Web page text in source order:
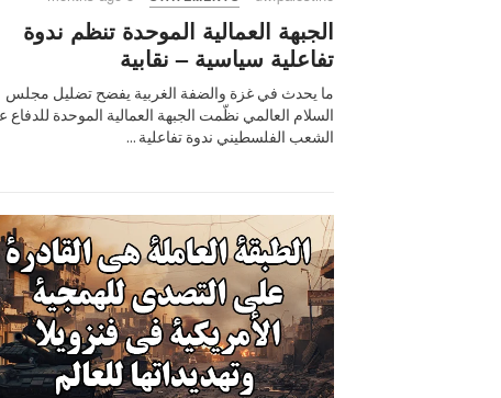
الجبهة العمالية الموحدة تنظم ندوة
تفاعلية سياسية – نقابية
ما يحدث في غزة والضفة الغربية يفضح تضليل مجلس
السلام العالمي نظّمت الجبهة العمالية الموحدة للدفاع
الشعب الفلسطيني ندوة تفاعلية ...